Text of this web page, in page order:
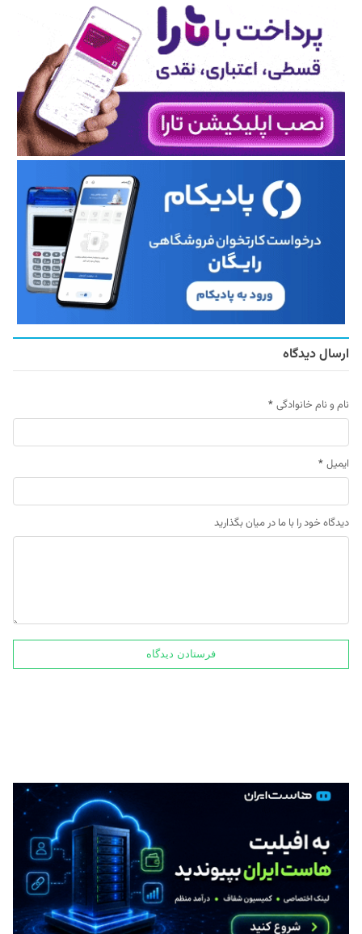
ارسال دیدگاه
نام و نام خانوادگی *
ایمیل *
دیدگاه خود را با ما در میان بگذارید